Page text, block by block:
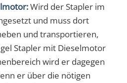
Wird der Stapler im
und muss dort
und transportieren,
Stapler mit Dieselmotor
wird er dagegen
er über die nötigen